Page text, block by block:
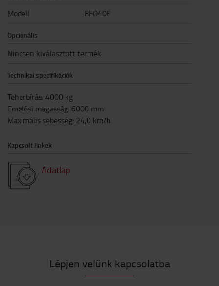
Modell 8FD40F
Opcionális
Nincsen kiválasztott termék
Technikai specifikációk
Teherbírás: 4000 kg
Emelési magasság: 6000 mm
Maximális sebesség: 24,0 km/h
Kapcsolt linkek
Adatlap
Lépjen velünk kapcsolatba